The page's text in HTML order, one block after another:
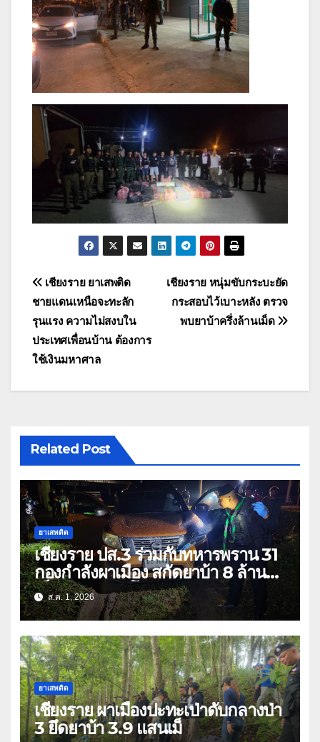
แนะแนว
เรื่อง
เชียงราย หนุ่มขับกระบะยัด
กระสอบไว้เบาะหลัง ตรวจ
พบยาบ้าครึ่งล้านเม็ด
เชียงราย ยาเสพติด
ชายแดนเหนือจะทะลัก
รุนแรง ความไม่สงบใน
ประเทศเพื่อนบ้าน ต้องการ
ใช้เงินมหาศาล
Related Post
ยาเสพติด
เชียงราย ปส.3 ร่วมกับทหารพราน 31
กองกำลังผาเมือง สกัดยาบ้า 8 ล้าน
เม็ด เครือข่าย โล่ง แซ่ลี
ส.ค. 1, 2026
ยาเสพติด
เชียงราย ผาเมืองปะทะเป่าดับกลางป่า
3 ยึดยาบ้า 3.9 แสนเม็